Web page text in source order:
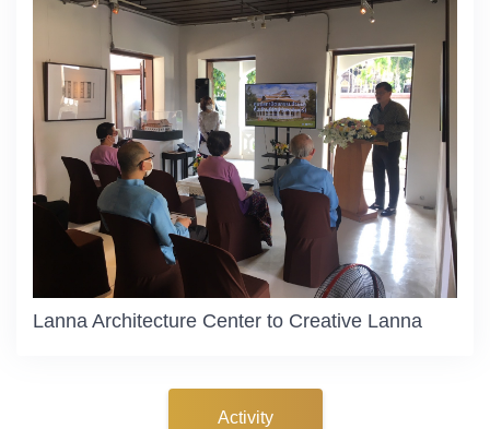
Lanna Architecture Center to Creative Lanna
Activity